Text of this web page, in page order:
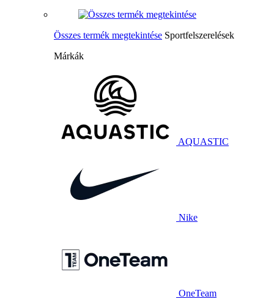
Összes termék megtekintése Sportfelszerelések
Márkák
AQUASTIC
Nike
OneTeam